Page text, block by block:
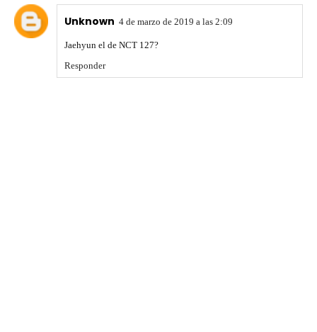
Unknown 4 de marzo de 2019 a las 2:09
Jaehyun el de NCT 127?
Responder